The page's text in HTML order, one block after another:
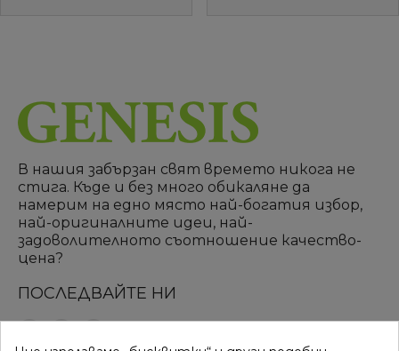
В нашия забързан свят времето никога не
стига. Къде и без много обикаляне да
намерим на едно място най-богатия избор,
най-оригиналните идеи, най-
задоволителното съотношение качество-
цена?
ПОСЛЕДВАЙТЕ НИ